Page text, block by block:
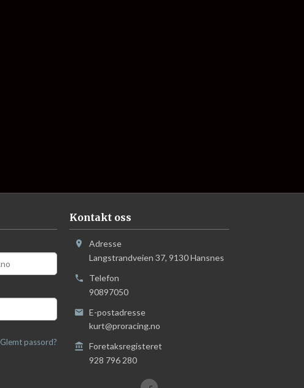
Glemt passord?
Kontakt oss
Adresse
Langstrandveien 37, 9130Hansnes
Telefon
90897050
E-postadresse
kurt@proracing.no
Foretaksregisteret
928 796 280